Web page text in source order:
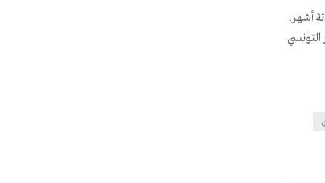
أشهر.
وإعادتها بالدينار التونسي